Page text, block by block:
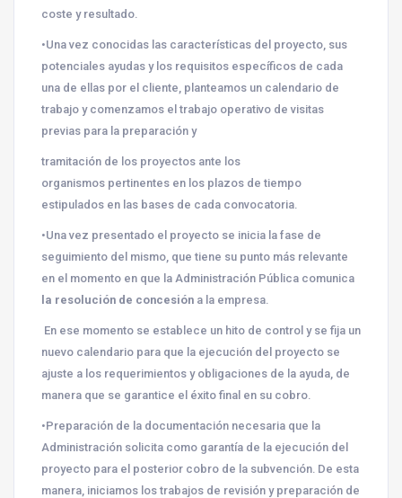
coste y resultado.
•Una vez conocidas las características del proyecto, sus
potenciales ayudas y los requisitos específicos de cada
una de ellas por el cliente, planteamos un calendario de
trabajo y comenzamos el trabajo operativo de visitas
previas para la preparación y
tramitación de los proyectos ante los
organismos pertinentes en los plazos de tiempo
estipulados en las bases de cada convocatoria.
•Una vez presentado el proyecto se inicia la fase de
seguimiento del mismo, que tiene su punto más relevante
en el momento en que la Administración Pública comunica
la resolución de concesión a la empresa.
En ese momento se establece un hito de control y se fija un
nuevo calendario para que la ejecución del proyecto se
ajuste a los requerimientos y obligaciones de la ayuda, de
manera que se garantice el éxito final en su cobro.
•Preparación de la documentación necesaria que la
Administración solicita como garantía de la ejecución del
proyecto para el posterior cobro de la subvención. De esta
manera, iniciamos los trabajos de revisión y preparación de